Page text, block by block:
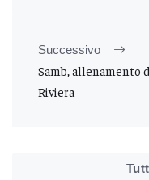
Successivo
Samb, allenamento
Riviera